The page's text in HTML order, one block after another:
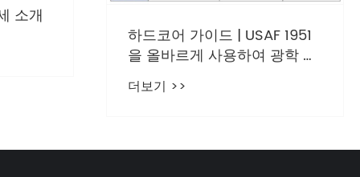
소개
하드코어 가이드 | USAF 1951
을 올바르게 사용하여 광학 시
스템 해상도를 교정하는 방법
은 무엇입니까?
더보기 >>